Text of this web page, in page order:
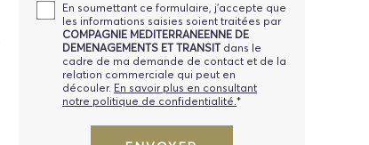
En soumettant ce formulaire, j'accepte que
les informations saisies soient traitées par
COMPAGNIE MEDITERRANEENNE DE
DEMENAGEMENTS ET TRANSIT dans le
cadre de ma demande de contact et de la
relation commerciale qui peut en
découler. En savoir plus en consultant
notre politique de confidentialité.*